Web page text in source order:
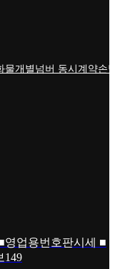
물개별넘버 동시계약손
영업용번호판시세 ■
149